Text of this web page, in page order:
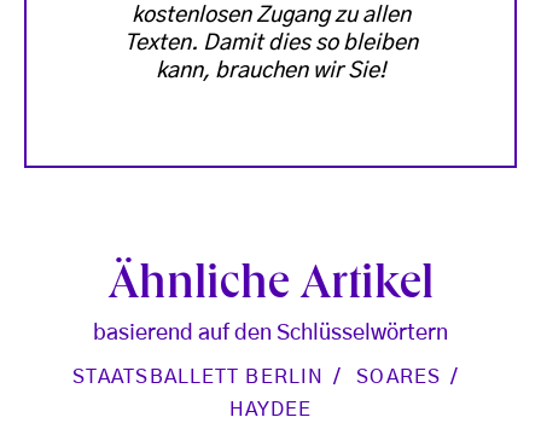
kostenlosen Zugang zu allen
Texten. Damit dies so bleiben
kann, brauchen wir Sie!
Ähnliche Artikel
basierend auf den Schlüsselwörtern
STAATSBALLETT BERLIN
SOARES
HAYDEE